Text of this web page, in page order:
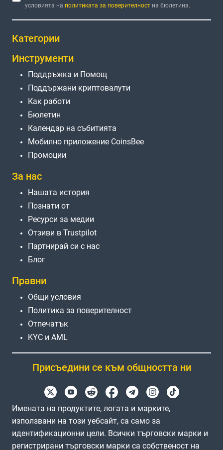
условията на политиката за поверителност на бюлетина.
Категории
Инструменти
Поддръжка и Помощ
Поддържани криптовалути
Как работи
Бюлетин
Календар на събитията
Мобилно приложение CoinsBee
Промоции
За нас
Нашата история
Познати от
Ресурси за медии
Отзиви в Trustpilot
Партнирай си с нас
Блог
Правни
Общи условия
Политика за поверителност
Отпечатък
KYC и AML
Присъедини се към общността ни
Имената на продуктите, логата и марките,
използвани на този уебсайт, са само за
идентификационни цели. Всички търговски марки и
регистрирани търговски марки са собственост на